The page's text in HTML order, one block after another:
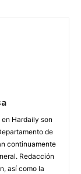
Hardaily son
de
continuamente
Redacción
así como la